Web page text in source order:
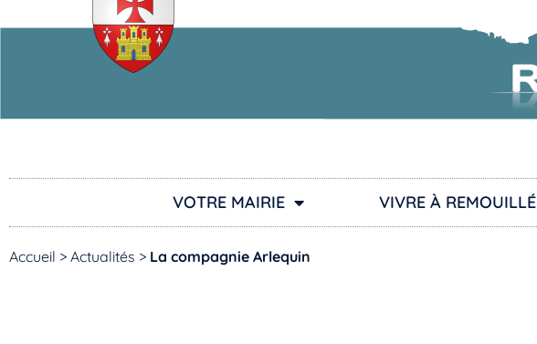
VOTRE MAIRIE VIVRE À REMOUILLÉ
Accueil > Actualités > La compagnie Arlequin